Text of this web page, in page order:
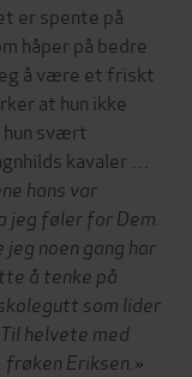
er spente på
håper på bedre
å være et friskt
at hun ikke
hun svært
kavaler …
hans var
jeg føler for Dem.
noen gang har
å tenke på
som lider
helvete med
Eriksen.»